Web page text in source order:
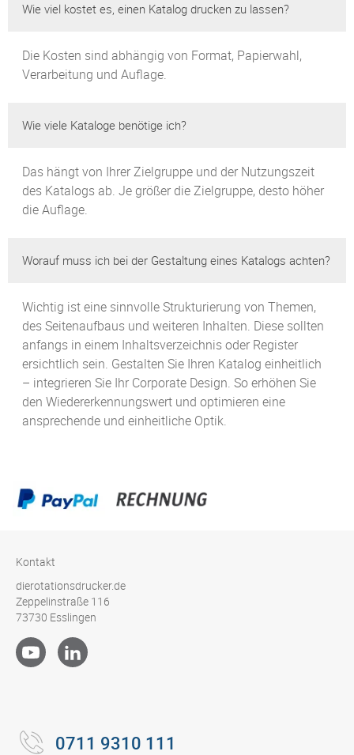
Wie viel kostet es, einen Katalog drucken zu lassen?
Die Kosten sind abhängig von Format, Papierwahl,
Verarbeitung und Auflage.
Wie viele Kataloge benötige ich?
Das hängt von Ihrer Zielgruppe und der Nutzungszeit
des Katalogs ab. Je größer die Zielgruppe, desto höher
die Auflage.
Worauf muss ich bei der Gestaltung eines Katalogs achten?
Wichtig ist eine sinnvolle Strukturierung von Themen,
des Seitenaufbaus und weiteren Inhalten. Diese sollten
anfangs in einem Inhaltsverzeichnis oder Register
ersichtlich sein. Gestalten Sie Ihren Katalog einheitlich
– integrieren Sie Ihr Corporate Design. So erhöhen Sie
den Wiedererkennungswert und optimieren eine
ansprechende und einheitliche Optik.
Kontakt
dierotationsdrucker.de
Zeppelinstraße 116
73730 Esslingen
0711 9310 111